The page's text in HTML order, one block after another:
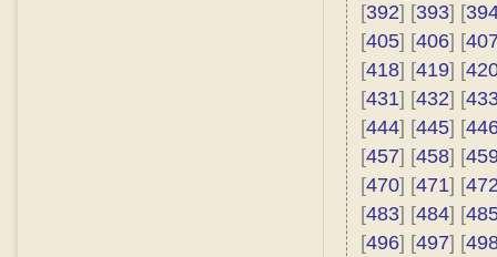
[392] [393] [
[405] [406] [
[418] [419] [
[431] [432] [
[444] [445] [
[457] [458] [
[470] [471] [
[483] [484] [
[496] [497] [